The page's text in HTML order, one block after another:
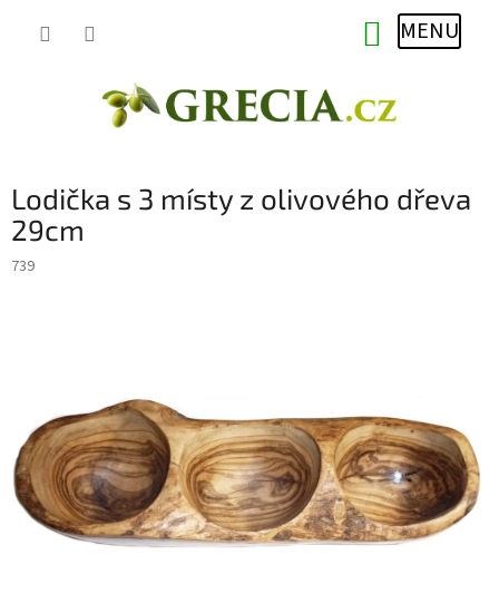
NÁKUPNÍ
KOŠÍK
Lodička s 3 místy z olivového dřeva
29cm
739